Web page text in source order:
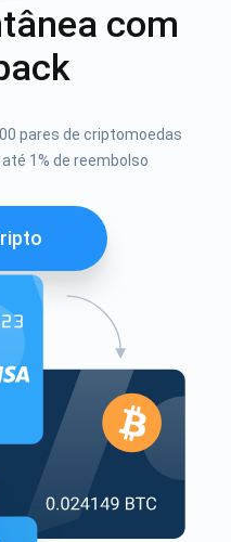
com
pares de criptomoedas
1% de reembolso